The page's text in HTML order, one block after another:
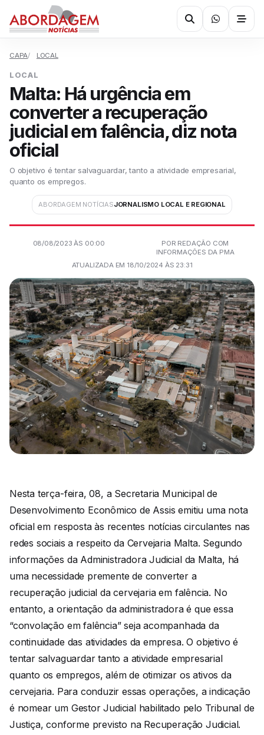
CAPA LOCAL
LOCAL
Malta: Há urgência em
converter a recuperação
judicial em falência, diz nota
oficial
O objetivo é tentar salvaguardar, tanto a atividade empresarial,
quanto os empregos.
ABORDAGEM NOTÍCIASJORNALISMO LOCAL E REGIONAL
08/08/2023 ÀS 00:00
POR REDAÇÃO COM
INFORMAÇÕES DA PMA
ATUALIZADA EM 18/10/2024 ÀS 23:31
Nesta terça-feira, 08, a Secretaria Municipal de
Desenvolvimento Econômico de Assis emitiu uma nota
oficial em resposta às recentes notícias circulantes nas
redes sociais a respeito da Cervejaria Malta. Segundo
informações da Administradora Judicial da Malta, há
uma necessidade premente de converter a
recuperação judicial da cervejaria em falência. No
entanto, a orientação da administradora é que essa
“convolação em falência” seja acompanhada da
continuidade das atividades da empresa. O objetivo é
tentar salvaguardar tanto a atividade empresarial
quanto os empregos, além de otimizar os ativos da
cervejaria. Para conduzir essas operações, a indicação
é nomear um Gestor Judicial habilitado pelo Tribunal de
Justiça, conforme previsto na Recuperação Judicial.